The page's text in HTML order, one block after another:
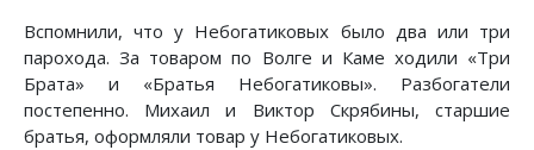
Вспомнили, что у Небогатиковых было два или три
парохода. За товаром по Волге и Каме ходили «Три
Брата» и «Братья Небогатиковы». Разбогатели
постепенно. Михаил и Виктор Скрябины, старшие
братья, оформляли товар у Небогатиковых.